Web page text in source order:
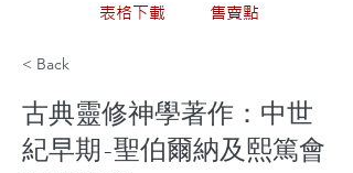
表格下載
售賣點
< Back
古典靈修神學著作：中世
紀早期-聖伯爾納及熙篤會